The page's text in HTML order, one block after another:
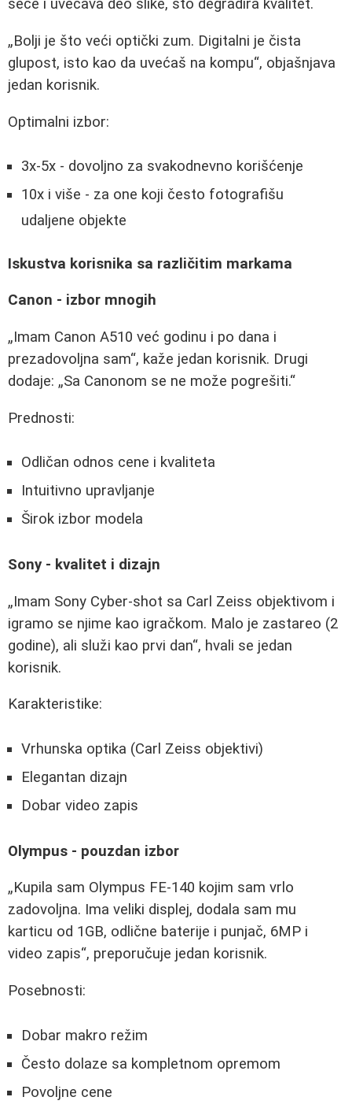
seče i uvećava deo slike, što degradira kvalitet.
Bolji je što veći optički zum. Digitalni je čista
glupost, isto kao da uvećaš na kompu , objašnjava
jedan korisnik.
Optimalni izbor:
3x-5x - dovoljno za svakodnevno korišćenje
10x i više - za one koji često fotografišu
udaljene objekte
Iskustva korisnika sa različitim markama
Canon - izbor mnogih
Imam Canon A510 već godinu i po dana i
prezadovoljna sam , kaže jedan korisnik. Drugi
dodaje:
Sa Canonom se ne može pogrešiti.
Prednosti:
Odličan odnos cene i kvaliteta
Intuitivno upravljanje
Širok izbor modela
Sony - kvalitet i dizajn
Imam Sony Cyber-shot sa Carl Zeiss objektivom i
igramo se njime kao igračkom. Malo je zastareo (2
godine), ali služi kao prvi dan , hvali se jedan
korisnik.
Karakteristike:
Vrhunska optika (Carl Zeiss objektivi)
Elegantan dizajn
Dobar video zapis
Olympus - pouzdan izbor
Kupila sam Olympus FE-140 kojim sam vrlo
zadovoljna. Ima veliki displej, dodala sam mu
karticu od 1GB, odlične baterije i punjač, 6MP i
video zapis , preporučuje jedan korisnik.
Posebnosti:
Dobar makro režim
Često dolaze sa kompletnom opremom
Povoljne cene